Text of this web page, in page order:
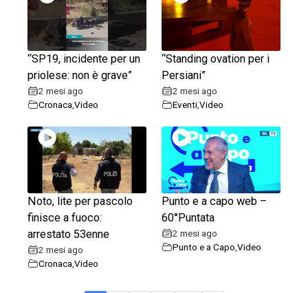
“SP19, incidente per un
priolese: non è grave”
2 mesi ago
Cronaca Video
“Standing ovation per i
Persiani”
2 mesi ago
Eventi,Video
Noto, lite per pascolo
finisce a fuoco:
arrestato 53enne
2 mesi ago
Cronaca,Video
Punto e a capo web –
60°Puntata
2 mesi ago
Punto e a Capo,Video